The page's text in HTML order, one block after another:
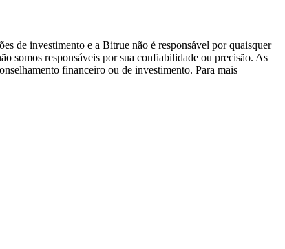
de investimento e a Bitrue não é responsável por quaisquer
somos responsáveis por sua confiabilidade ou precisão. As
financeiro ou de investimento. Para mais